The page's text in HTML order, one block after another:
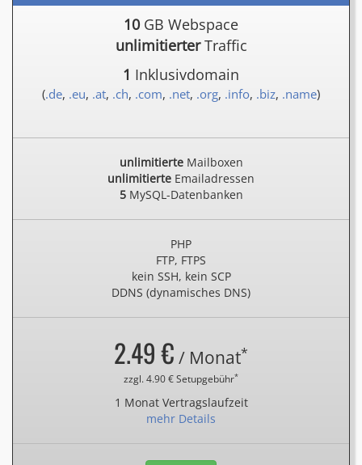
10 GB Webspace
unlimitierterTraffic
1 Inklusivdomain
(.de, .eu, .at, .ch, .com, .net, .org, .info, .biz, .name)
unlimitierteMailboxen
unlimitierte Emailadressen
5MySQL-Datenbanken
PHP
FTP, FTPS
kein SSH, kein SCP
DDNS (dynamisches DNS)
2.49 € / Monat*
zzgl. 4.90 € Setupgebühr*
1 Monat Vertragslaufzeit
mehr Details